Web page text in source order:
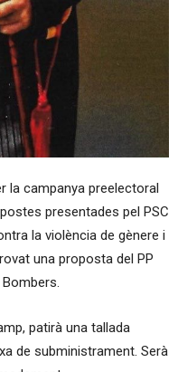
la campanya preelectoral
presentades pel PSC
la violència de gènere i
una proposta del PP
patirà una tallada
de subministrament. Serà